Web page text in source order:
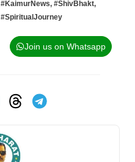
#KaimurNews, #ShivBhakt,
#SpiritualJourney
Join us on Whatsapp